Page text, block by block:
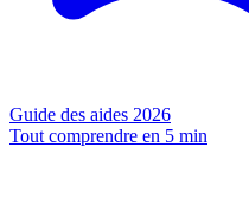
Guide des aides 2026
Tout comprendre en 5 min